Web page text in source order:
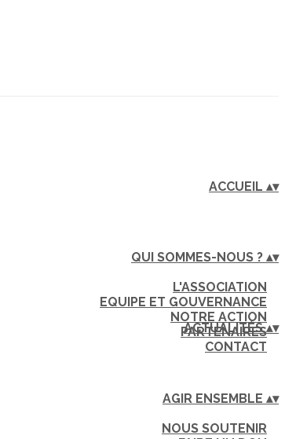
ACCUEIL ▴▾
QUI SOMMES-NOUS ? ▴▾
L'ASSOCIATION
EQUIPE ET GOUVERNANCE
NOTRE ACTION
PARTENAIRES
CONTACT
ACTUALITÉS▴▾
AGIR ENSEMBLE ▴▾
NOUS SOUTENIR